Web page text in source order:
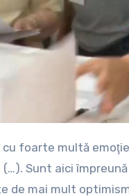
Sunt aici
de mai mult